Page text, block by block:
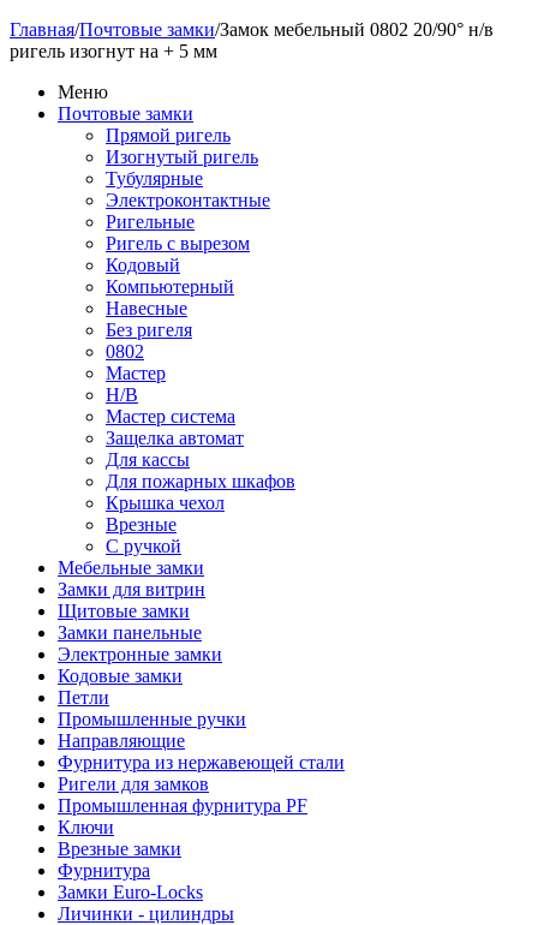
Главная/Почтовые замки/Замок мебельный 0802 20/90° н/в
ригель изогнут на + 5 мм
Меню
Почтовые замки
Прямой ригель
Изогнутый ригель
Тубулярные
Электроконтактные
Ригельные
Ригель с вырезом
Кодовый
Компьютерный
Навесные
Без ригеля
0802
Мастер
Н/В
Мастер система
Защелка автомат
Для кассы
Для пожарных шкафов
Крышка чехол
Врезные
С ручкой
Мебельные замки
Замки для витрин
Щитовые замки
Замки панельные
Электронные замки
Кодовые замки
Петли
Промышленные ручки
Направляющие
Фурнитура из нержавеющей стали
Ригели для замков
Промышленная фурнитура PF
Ключи
Врезные замки
Фурнитура
Замки Euro-Locks
Личинки - цилиндры